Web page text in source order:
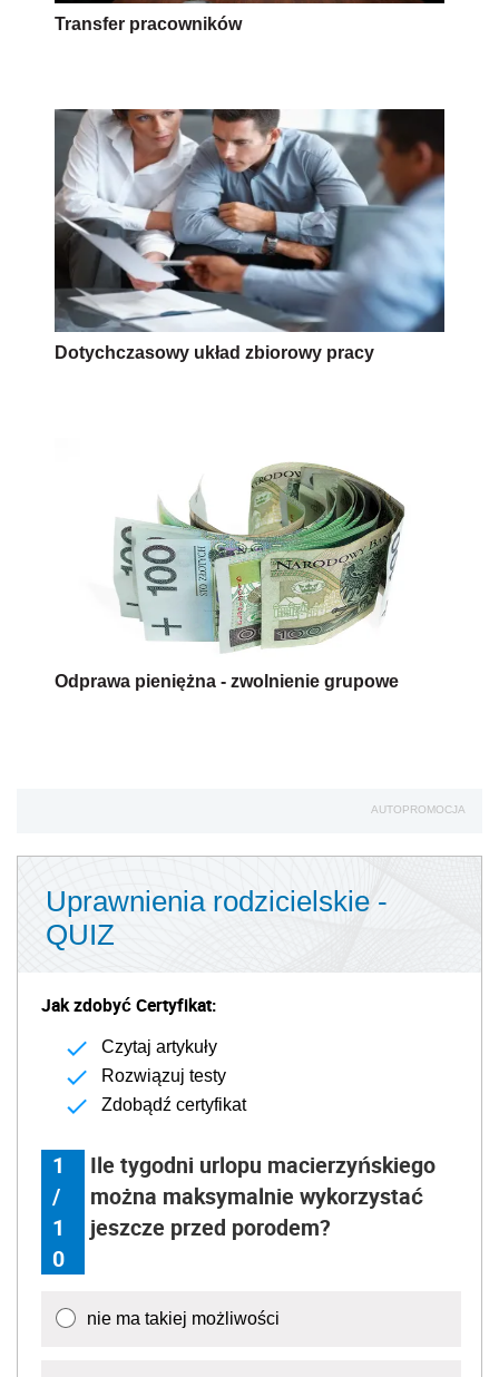
Transfer pracowników
Dotychczasowy układ zbiorowy pracy
Odprawa pieniężna - zwolnienie grupowe
AUTOPROMOCJA
Uprawnienia rodzicielskie -
QUIZ
Jak zdobyć Certyfikat:
Czytaj artykuły
Rozwiązuj testy
Zdobądź certyfikat
1
/
1
0
Ile tygodni urlopu macierzyńskiego
można maksymalnie wykorzystać
jeszcze przed porodem?
nie ma takiej możliwości